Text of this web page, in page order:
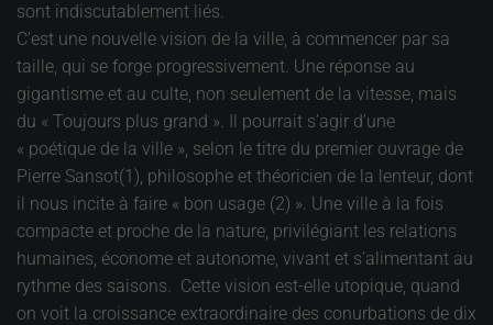
sont indiscutablement liés.
C’est une nouvelle vision de la ville, à commencer par sa
taille, qui se forge progressivement. Une réponse au
gigantisme et au culte, non seulement de la vitesse, mais
du « Toujours plus grand ». Il pourrait s’agir d’une
« poétique de la ville », selon le titre du premier ouvrage de
Pierre Sansot(1), philosophe et théoricien de la lenteur, dont
il nous incite à faire « bon usage (2) ». Une ville à la fois
compacte et proche de la nature, privilégiant les relations
humaines, économe et autonome, vivant et s’alimentant au
rythme des saisons. Cette vision est-elle utopique, quand
on voit la croissance extraordinaire des conurbations de dix